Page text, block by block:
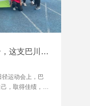
这支巴川田
运动会上，巴
，取得佳绩，连